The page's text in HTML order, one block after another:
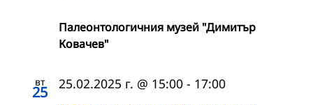
Палеонтологичния музей "Димитър
Ковачев"
вт
25 25.02.2025 г. @ 15:00 - 17:00